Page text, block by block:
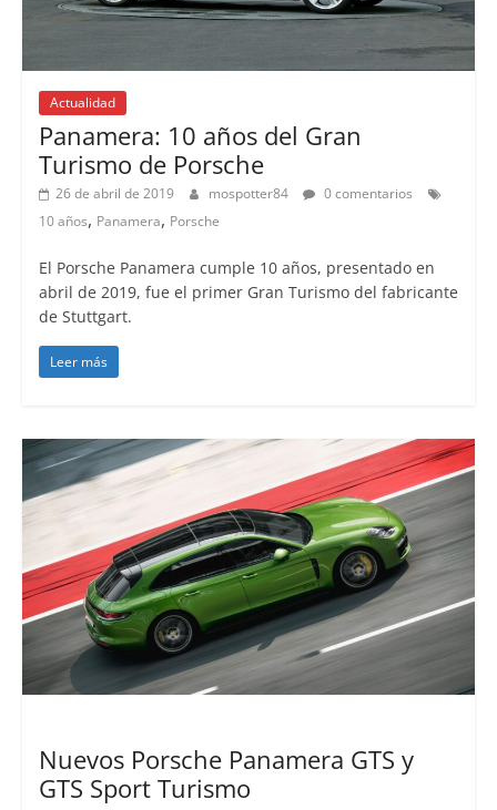
Actualidad
Panamera: 10 años del Gran
Turismo de Porsche
26 de abril de 2019 mospotter84
0 comentarios
10 años, Panamera, Porsche
El Porsche Panamera cumple 10 años, presentado en
abril de 2019, fue el primer Gran Turismo del fabricante
de Stuttgart.
Leer más
Nuevos Porsche Panamera GTS y
GTS Sport Turismo